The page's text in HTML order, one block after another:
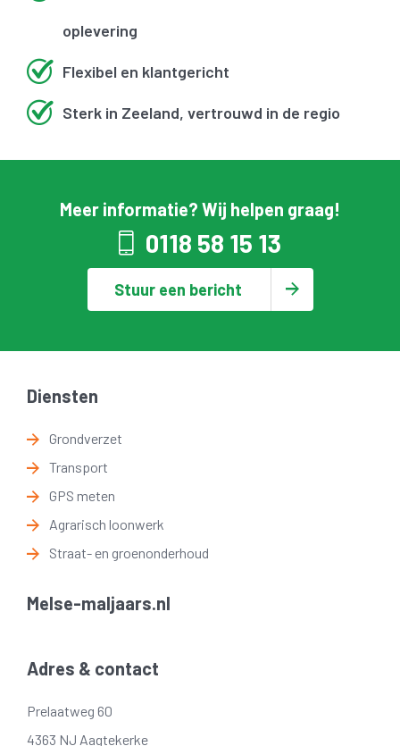
oplevering
Flexibel en klantgericht
Sterk in Zeeland, vertrouwd in de regio
Meer informatie? Wij helpen graag!
0118 58 15 13
Stuur een bericht
Diensten
Grondverzet
Transport
GPS meten
Agrarisch loonwerk
Straat- en groenonderhoud
Melse-maljaars.nl
Adres & contact
Prelaatweg 60
4363 NJ Aagtekerke